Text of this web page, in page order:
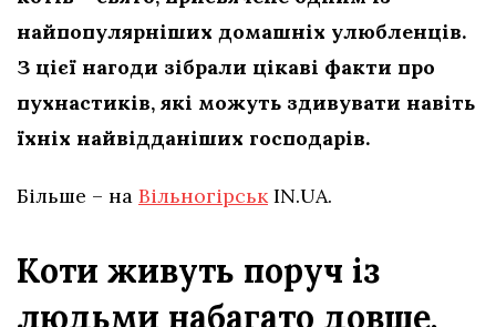
найпопулярніших домашніх улюбленців.
З цієї нагоди зібрали цікаві факти про
пухнастиків, які можуть здивувати навіть
їхніх найвідданіших господарів.
Більше – на ВільногірськIN.UA.
Коти живуть поруч із
людьми набагато довше,